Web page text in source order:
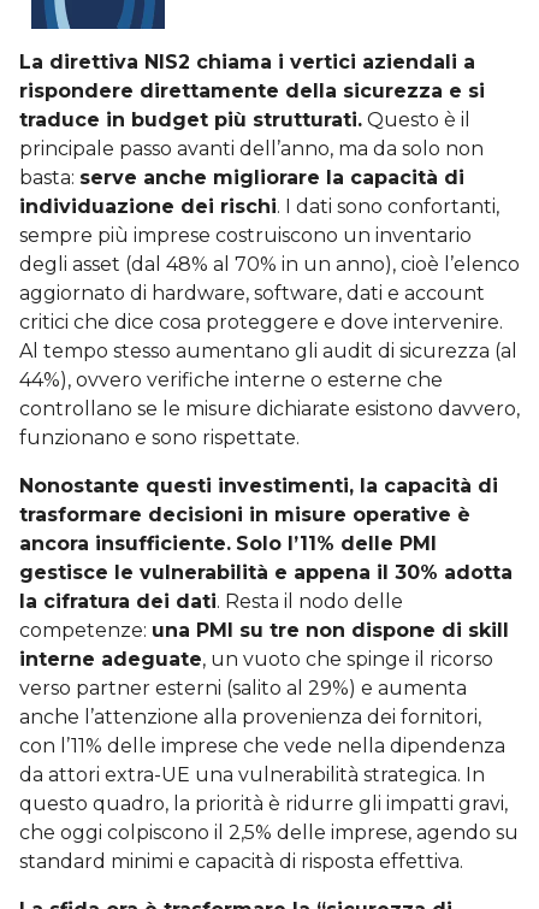
La direttiva NIS2 chiama i vertici aziendali a
rispondere direttamente della sicurezza e si
traduce in budget più strutturati. Questo è il
principale passo avanti dell’anno, ma da solo non
basta: serve anche migliorare la capacità di
individuazione dei rischi. I dati sono confortanti,
sempre più imprese costruiscono un inventario
degli asset (dal 48% al 70% in un anno), cioè l’elenco
aggiornato di hardware, software, dati e account
critici che dice cosa proteggere e dove intervenire.
Al tempo stesso aumentano gli audit di sicurezza (al
44%), ovvero verifiche interne o esterne che
controllano se le misure dichiarate esistono davvero,
funzionano e sono rispettate.
Nonostante questi investimenti, la capacità di
trasformare decisioni in misure operative è
ancora insufficiente. Solo l’11% delle PMI
gestisce le vulnerabilità e appena il 30% adotta
la cifratura dei dati. Resta il nodo delle
competenze: una PMI su tre non dispone di skill
interne adeguate, un vuoto che spinge il ricorso
verso partner esterni (salito al 29%) e aumenta
anche l’attenzione alla provenienza dei fornitori,
con l’11% delle imprese che vede nella dipendenza
da attori extra-UE una vulnerabilità strategica. In
questo quadro, la priorità è ridurre gli impatti gravi,
che oggi colpiscono il 2,5% delle imprese, agendo su
standard minimi e capacità di risposta effettiva.